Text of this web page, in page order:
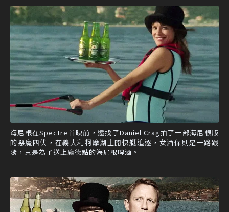
海尼根在Spectre首映前，還找了Daniel Crag拍了一部海尼根版
的惡魔四伏，在義大利柯摩湖上開快艇追逐，女酒保則是一路跟
隨，只是為了送上龐德點的海尼根啤酒。